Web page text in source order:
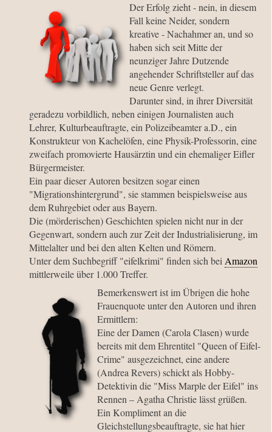
Der Erfolg zieht - nein, in diesem
Fall keine Neider, sondern
kreative - Nachahmer an, und so
haben sich seit Mitte der
neunziger Jahre Dutzende
angehender Schriftsteller auf das
neue Genre verlegt.
Darunter sind, in ihrer Diversität
geradezu vorbildlich, neben einigen Journalisten auch
Lehrer, Kulturbeauftragte, ein Polizeibeamter a.D., ein
Konstrukteur von Kachelöfen, eine Physik-Professorin, eine
zweifach promovierte Hausärztin und ein ehemaliger Eifler
Bürgermeister.
Ein paar dieser Autoren besitzen sogar einen
"Migrationshintergrund", sie stammen beispielsweise aus
dem Ruhrgebiet oder aus Bayern.
Die (mörderischen) Geschichten spielen nicht nur in der
Gegenwart, sondern auch zur Zeit der Industrialisierung, im
Mittelalter und bei den alten Kelten und Römern.
Unter dem Suchbegriff "eifelkrimi" finden sich bei Amazon
mittlerweile über 1.000 Treffer.
Bemerkenswert ist im Übrigen die hohe
Frauenquote unter den Autoren und ihren
Ermittlern:
Eine der Damen (Carola Clasen) wurde
bereits mit dem Ehrentitel "Queen of Eifel-
Crime" ausgezeichnet, eine andere
(Andrea Revers) schickt als Hobby-
Detektivin die "Miss Marple der Eifel" ins
Rennen – Agatha Christie lässt grüßen.
Ein Kompliment an die
Gleichstellungsbeauftragte, sie hat hier